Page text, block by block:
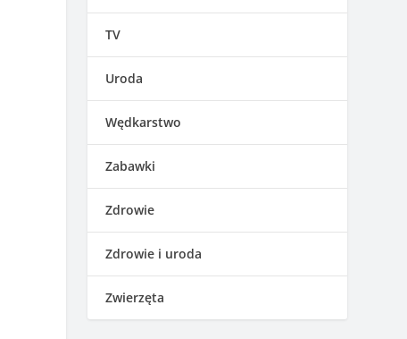
TV
Uroda
Wędkarstwo
Zabawki
Zdrowie
Zdrowie i uroda
Zwierzęta